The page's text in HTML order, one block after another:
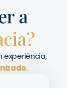
a
experiência,